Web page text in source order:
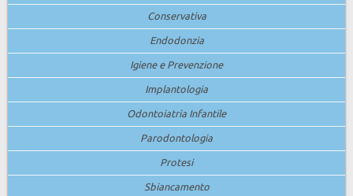
Conservativa
Endodonzia
Igiene e Prevenzione
Implantologia
Odontoiatria Infantile
Parodontologia
Protesi
Sbiancamento